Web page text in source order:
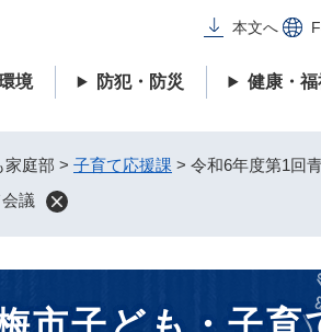
メニューを飛ばして本文へ
本文へ
境 防犯・防災 健康・福
家庭部 > 子育て応援課 > 令和6年度第1回
議